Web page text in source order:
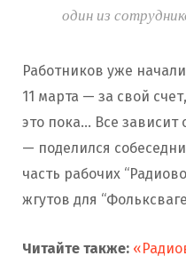
один из
Работников уже
11 марта — за свой
это пока… Все зависит
— поделился
часть рабочих
жгутов для
Читайте также: